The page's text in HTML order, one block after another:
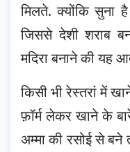
मिलते. क्योंकि सुना
जिससे देशी शराब
मदिरा बनाने की यह
किसी भी रेस्तरां में
फ़ॉर्म लेकर खाने के
अम्मा की रसोई से बने